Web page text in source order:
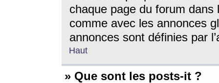
chaque page du forum dans
comme avec les annonces
annonces sont définies par
Haut
» Que sont les posts-it ?